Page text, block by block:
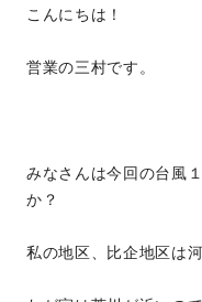
こんにちは！
営業の三村です。
みなさんは今回の台風
か？
私の地区、比企地区は